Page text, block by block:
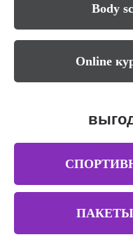
Body
Online